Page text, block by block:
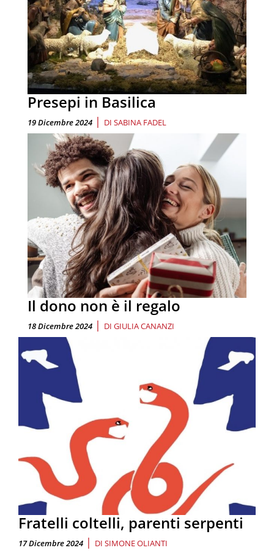
Presepi in Basilica
19 Dicembre 2024 | DI SABINA FADEL
Il dono non è il regalo
18 Dicembre 2024 | DI GIULIA CANANZI
Fratelli coltelli, parenti serpenti
17 Dicembre 2024 | DI SIMONE OLIANTI